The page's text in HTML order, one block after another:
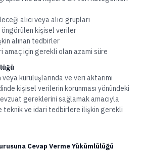
alıcı veya alıcı grupları
öngörülen kişisel veriler
alınan tedbirler
amaç için gerekli olan azami süre
kuruluşlarında ve veri aktarımı
kişisel verilerin korunması yönündeki
gereklerini sağlamak amacıyla
teknik ve idari tedbirlere ilişkin gerekli
Cevap Verme Yükümlülüğü